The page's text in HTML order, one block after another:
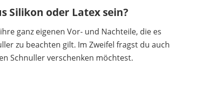
19,90 €*
Silikon oder Latex sein?
ganz eigenen Vor- und Nachteile, die es
zu beachten gilt. Im Zweifel fragst du auch
Schnuller verschenken möchtest.